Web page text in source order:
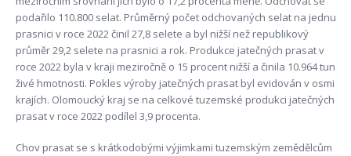
podařilo 110.800 selat. Průměrný počet odchovaných selat na jednu
prasnici v roce 2022 činil 27,8 selete a byl nižší než republikový
průměr 29,2 selete na prasnici a rok. Produkce jatečných prasat v
roce 2022 byla v kraji meziročně o 15 procent nižší a činila 10.964 tun
živé hmotnosti. Pokles výroby jatečných prasat byl evidován v osmi
krajích. Olomoucký kraj se na celkové tuzemské produkci jatečných
prasat v roce 2022 podílel 3,9 procenta.
Chov prasat se s krátkodobými výjimkami tuzemským zemědělcům